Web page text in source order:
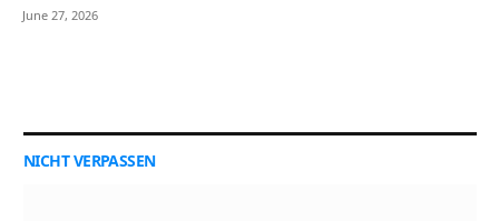
June 27, 2026
NICHT VERPASSEN